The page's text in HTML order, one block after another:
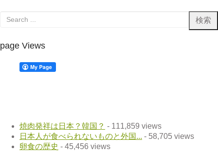
page Views
焼肉発祥は日本？韓国？ - 111,859 views
日本人が食べられないものと外国... - 58,705 views
卵食の歴史 - 45,456 views